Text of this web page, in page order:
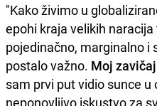
"Kako živimo u
epohi kraja velikih
pojedinačno, marginalno i
postalo važno. Moj
sam prvi put vidio sunce u
neponovljivo iskustvo za